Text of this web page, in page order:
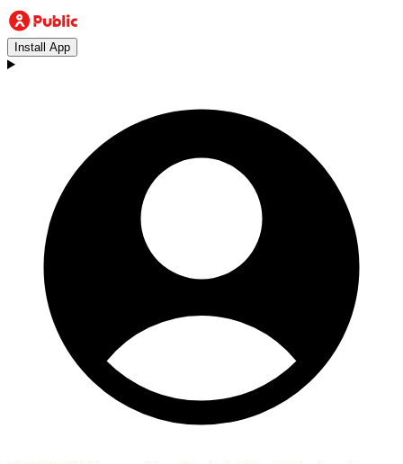
Install App